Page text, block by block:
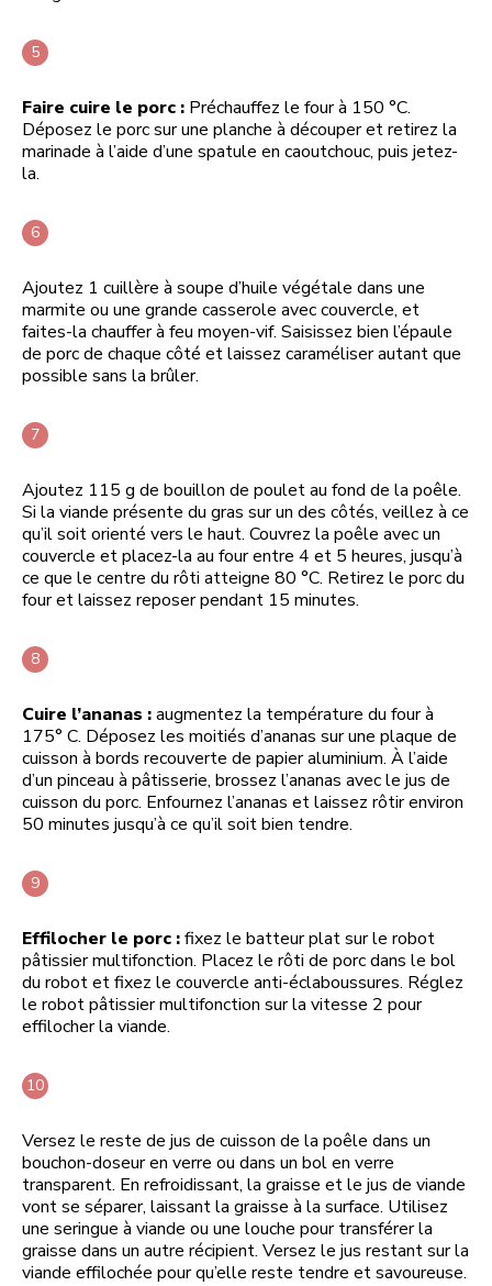
Faire cuire le porc : Préchauffez le four à 150 °C.
Déposez le porc sur une planche à découper et retirez la
marinade à l’aide d’une spatule en caoutchouc, puis jetez-
la.
Ajoutez 1 cuillère à soupe d’huile végétale dans une
marmite ou une grande casserole avec couvercle, et
faites-la chauffer à feu moyen-vif. Saisissez bien l’épaule
de porc de chaque côté et laissez caraméliser autant que
possible sans la brûler.
Ajoutez 115 g de bouillon de poulet au fond de la poêle.
Si la viande présente du gras sur un des côtés, veillez à ce
qu’il soit orienté vers le haut. Couvrez la poêle avec un
couvercle et placez-la au four entre 4 et 5 heures, jusqu’à
ce que le centre du rôti atteigne 80 °C. Retirez le porc du
four et laissez reposer pendant 15 minutes.
Cuire l’ananas :augmentez la température du four à
175° C. Déposez les moitiés d’ananas sur une plaque de
cuisson à bords recouverte de papier aluminium. À l’aide
d’un pinceau à pâtisserie, brossez l’ananas avec le jus de
cuisson du porc. Enfournez l’ananas et laissez rôtir environ
50 minutes jusqu’à ce qu’il soit bien tendre.
Effilocher le porc :fixez le batteur plat sur le robot
pâtissier multifonction. Placez le rôti de porc dans le bol
du robot et fixez le couvercle anti-éclaboussures. Réglez
le robot pâtissier multifonction sur la vitesse 2 pour
effilocher la viande.
Versez le reste de jus de cuisson de la poêle dans un
bouchon-doseur en verre ou dans un bol en verre
transparent. En refroidissant, la graisse et le jus de viande
vont se séparer, laissant la graisse à la surface. Utilisez
une seringue à viande ou une louche pour transférer la
graisse dans un autre récipient. Versez le jus restant sur la
viande effilochée pour qu’elle reste tendre et savoureuse.